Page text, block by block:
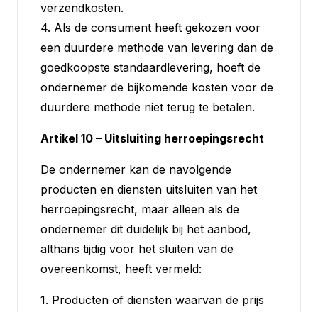
verzendkosten.
4. Als de consument heeft gekozen voor
een duurdere methode van levering dan de
goedkoopste standaardlevering, hoeft de
ondernemer de bijkomende kosten voor de
duurdere methode niet terug te betalen.
Artikel 10 – Uitsluiting herroepingsrecht
De ondernemer kan de navolgende
producten en diensten uitsluiten van het
herroepingsrecht, maar alleen als de
ondernemer dit duidelijk bij het aanbod,
althans tijdig voor het sluiten van de
overeenkomst, heeft vermeld:
1. Producten of diensten waarvan de prijs